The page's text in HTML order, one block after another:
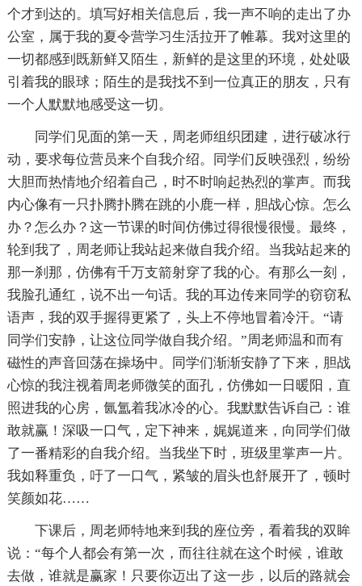
个才到达的。填写好相关信息后，我一声不响的走出了办
公室，属于我的夏令营学习生活拉开了帷幕。我对这里的
一切都感到既新鲜又陌生，新鲜的是这里的环境，处处吸
引着我的眼球；陌生的是我找不到一位真正的朋友，只有
一个人默默地感受这一切。
同学们见面的第一天，周老师组织团建，进行破冰行
动，要求每位营员来个自我介绍。同学们反映强烈，纷纷
大胆而热情地介绍着自己，时不时响起热烈的掌声。而我
内心像有一只扑腾扑腾在跳的小鹿一样，胆战心惊。怎么
办？怎么办？这一节课的时间仿佛过得很慢很慢。最终，
轮到我了，周老师让我站起来做自我介绍。当我站起来的
那一刹那，仿佛有千万支箭射穿了我的心。有那么一刻，
我脸孔通红，说不出一句话。我的耳边传来同学的窃窃私
语声，我的双手握得更紧了，头上不停地冒着冷汗。“请
同学们安静，让这位同学做自我介绍。”周老师温和而有
磁性的声音回荡在操场中。同学们渐渐安静了下来，胆战
心惊的我注视着周老师微笑的面孔，仿佛如一日暖阳，直
照进我的心房，氤氲着我冰冷的心。我默默告诉自己：谁
敢就赢！深吸一口气，定下神来，娓娓道来，向同学们做
了一番精彩的自我介绍。当我坐下时，班级里掌声一片。
我如释重负，吁了一口气，紧皱的眉头也舒展开了，顿时
笑颜如花……
下课后，周老师特地来到我的座位旁，看着我的双眸
说：“每个人都会有第一次，而往往就在这个时候，谁敢
去做，谁就是赢家！只要你迈出了这一步，以后的路就会